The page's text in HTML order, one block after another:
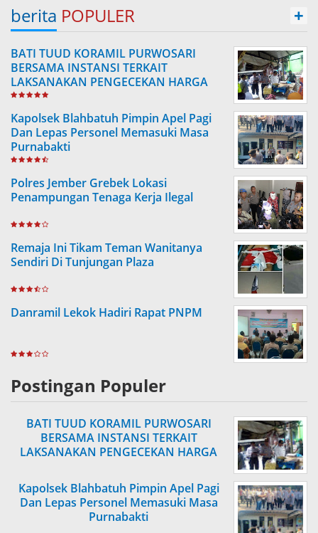
berita POPULER +
BATI TUUD KORAMIL PURWOSARI
BERSAMA INSTANSI TERKAIT
LAKSANAKAN PENGECEKAN HARGA
SEMBAKO
Kapolsek Blahbatuh Pimpin Apel Pagi
Dan Lepas Personel Memasuki Masa
Purnabakti
Polres Jember Grebek Lokasi
Penampungan Tenaga Kerja Ilegal
Remaja Ini Tikam Teman Wanitanya
Sendiri Di Tunjungan Plaza
Danramil Lekok Hadiri Rapat PNPM
Postingan Populer
BATI TUUD KORAMIL PURWOSARI
BERSAMA INSTANSI TERKAIT
LAKSANAKAN PENGECEKAN HARGA
Kapolsek Blahbatuh Pimpin Apel Pagi
Dan Lepas Personel Memasuki Masa
Purnabakti